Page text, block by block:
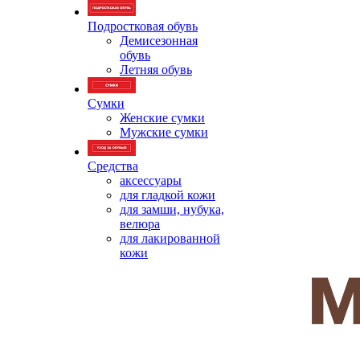
Подростковая обувь
Демисезонная
обувь
Летняя обувь
Сумки
Женские сумки
Мужские сумки
Средства
аксессуары
для гладкой кожи
для замши, нубука,
велюра
для лакированной
кожи